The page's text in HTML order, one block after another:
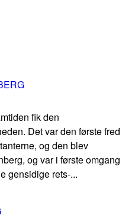
fik den
Det var den første fred
og den blev
og var i første omgang
gensidige rets-...